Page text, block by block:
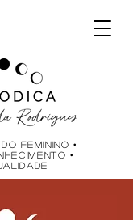
do feminino •
•